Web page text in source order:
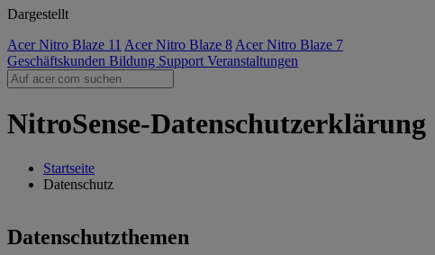
Dargestellt
Acer Nitro Blaze 11 Acer Nitro Blaze 8 Acer Nitro Blaze 7
Geschäftskunden Bildung Support Veranstaltungen
NitroSense-Datenschutzerklärung
Startseite
Datenschutz
Datenschutzthemen